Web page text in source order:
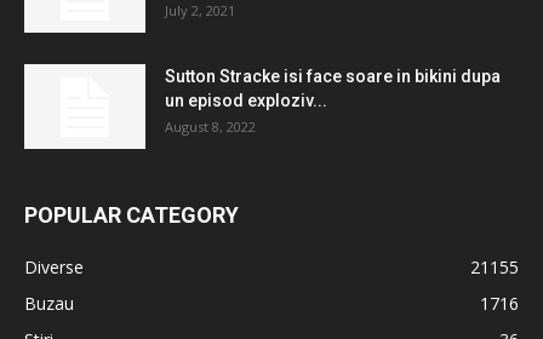
July 2, 2021
Sutton Stracke isi face soare in bikini dupa
un episod exploziv...
August 8, 2022
POPULAR CATEGORY
Diverse
21155
Buzau
1716